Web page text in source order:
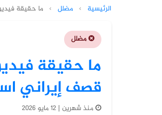
الرئيسية › مضلل › ما حقيقة
مضلل
ما حقيقة
قصف إيراني
منذ شهرين | 12 مايو 2026